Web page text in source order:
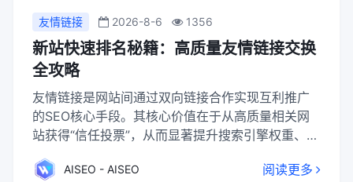
友情链接 2026-8-6 1356
新站快速排名秘籍：高质量友情链接交换
全攻略
友情链接是网站间通过双向链接合作实现互利推广
的SEO核心手段。其核心价值在于从高质量相关网
站获得“信任投票”，从而显著提升搜索引擎权重、关
在于质量优先于数量，严格筛选相关、健康的交换
AISEO - AISEO 阅读更多